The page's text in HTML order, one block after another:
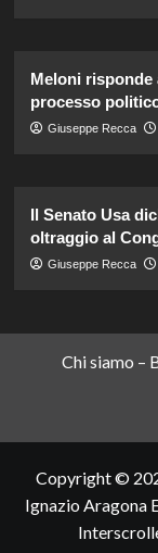
Meloni risponde
processo
Giuseppe Recca
Il Senato Usa
oltraggio al
Giuseppe Recca
Chi siamo –
Copyright ©
Ignazio Aragona